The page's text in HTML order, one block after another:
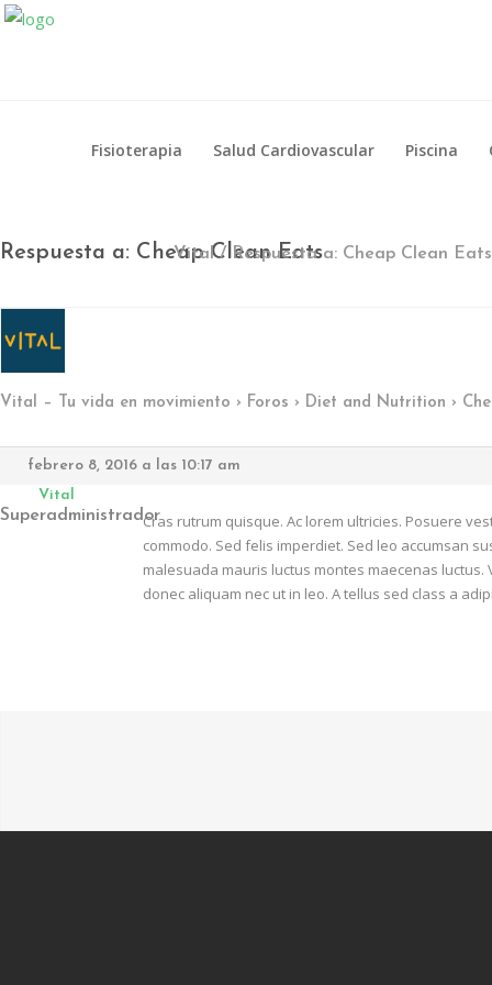
Fisioterapia Salud Cardiovascular Piscina
Respuesta a: Cheap Clean Eats
Vital/ Respuesta a: Cheap Clean Eats
Vital – Tu vida en movimiento › Foros › Diet and Nutrition ›
febrero 8, 2016 a las 10:17 am
Vital
SuperadministradorCras rutrum quisque. Ac lorem ultricies. Posuere
commodo. Sed felis imperdiet. Sed leo accumsan
malesuada mauris luctus montes maecenas
donec aliquam nec ut in leo. A tellus sed class a
Lun- Vier 8.00 - 20.00
Sarandí entre Treinta y Tres y Arturo Santana - Maldonado